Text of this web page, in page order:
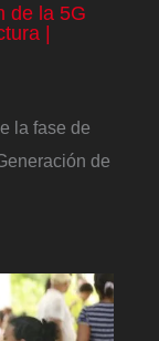
de la 5G
|
la fase de
de